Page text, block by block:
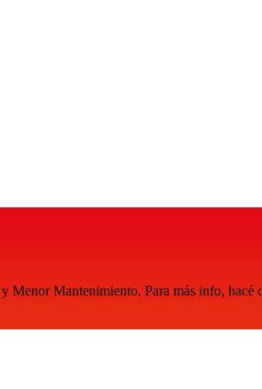
Mantenimiento. Para más info, hacé